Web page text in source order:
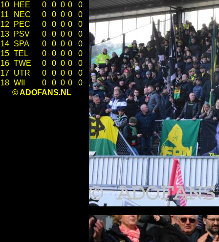
10
HEE 0 0 0 0
0
11
NEC 0 0 0 0
0
12
PEC 0 0 0 0
0
13
PSV 0 0 0 0
0
14 SPA 0 0 0 0
0
15 TEL 0 0 0 0
0
16 TWE 0 0 0 0
0
17 UTR 0 0 0 0
0
18 WII 0 0 0 0
0
© ADOFANS.NL